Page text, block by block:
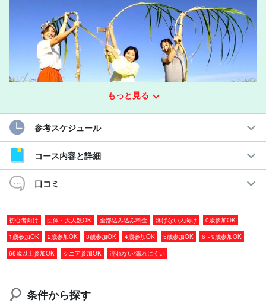
オーガニックファームで楽しい美味しい☆
う！
宮古島の土と太陽のもとで育った栄養豊富なサトウキビと島バナ
もっと見る
参考スケジュール
コース内容と詳細
口コミ
初心者向け 団体・大人数OK 全部込み込み料金 泳げない人向け
0歳参加OK
1歳参加OK
2歳参加OK 3歳参加OK 4歳参加OK 5歳参加OK
6～9歳参加OK
66歳以上参加OK
シニア参加OK 濡れない/濡れにくい
条件から探す